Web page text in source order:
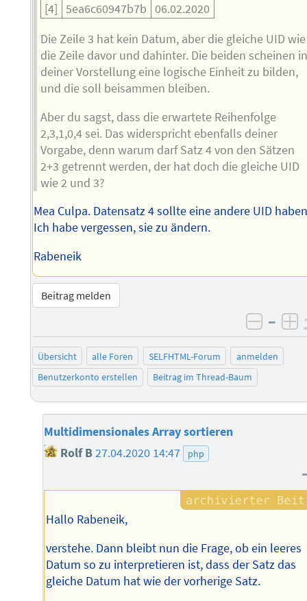
[4] 5ea6c60947b7b
06.02.2020
Die Zeile 3 hat kein Datum, aber die gleiche UID wie
die Zeile davor und dahinter. Die beiden scheinen
deiner Vorstellung eine logische Einheit zu bilden,
und die soll beisammen bleiben.
Aber du sagst, dass die erwartete Reihenfolge
2,3,1,0,4 sei. Das widerspricht ebenfalls deiner
Vorgabe, denn warum darf Satz 4 von den Sätzen
2+3 getrennt werden, der hat doch die gleiche UID
wie 2 und 3?
Mea Culpa. Datensatz 4 sollte eine andere UID
Ich habe vergessen, sie zu ändern.
Rabeneik
Beitrag melden
–
Übersicht alle Foren SELFHTML-Forum
anmelden
Benutzerkonto erstellen
Beitrag im Thread-Baum
Multidimensionales Array sortieren
Rolf B27.04.2020 14:47 php
Hallo Rabeneik,
verstehe. Dann bleibt nun die Frage, ob ein leeres
Datum so zu interpretieren ist, dass der Satz das
gleiche Datum hat wie der vorherige Satz.